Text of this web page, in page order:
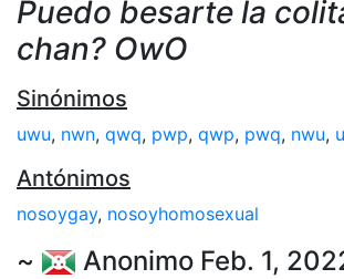
Puedo besarte la
chan? OwO
Sinónimos
uwu, nwn, qwq, pwp, qwp, pwq, nwu,
Antónimos
nosoygay, nosoyhomosexual
~
Anonimo Feb. 1,